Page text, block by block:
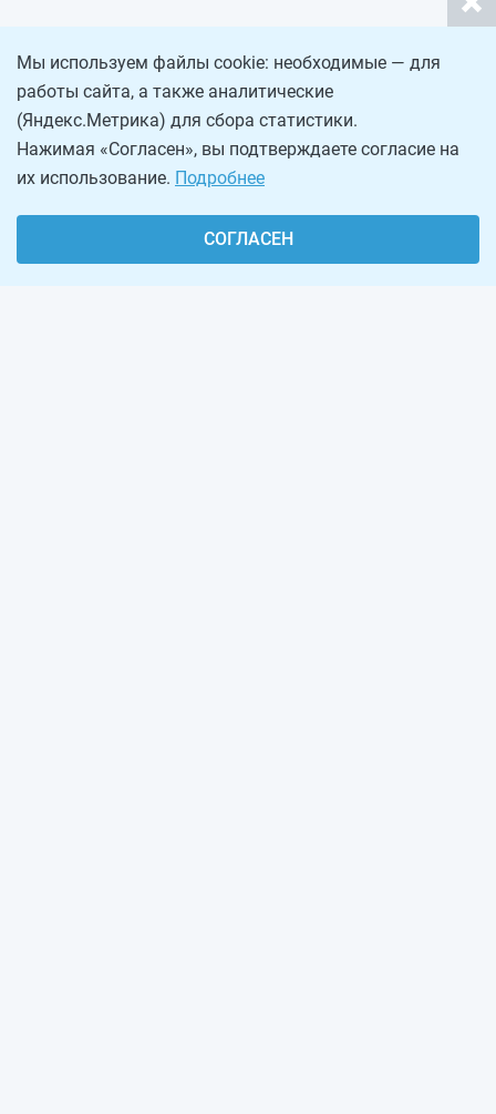
Мы используем файлы cookie: необходимые — для
работы сайта, а также аналитические
(Яндекс.Метрика) для сбора статистики.
Нажимая «Согласен», вы подтверждаете согласие на
их использование. Подробнее
СОГЛАСЕН